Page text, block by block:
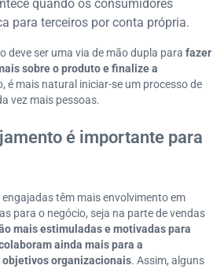
quando os consumidores
para terceiros por conta própria.
deve ser uma via de mão dupla para fazer
sobre o produto e finalize a
é mais natural iniciar-se um processo de
vez mais pessoas.
é importante para
engajadas têm mais envolvimento em
para o negócio, seja na parte de vendas
mais estimuladas e motivadas para
ainda mais para a
objetivos organizacionais. Assim, alguns